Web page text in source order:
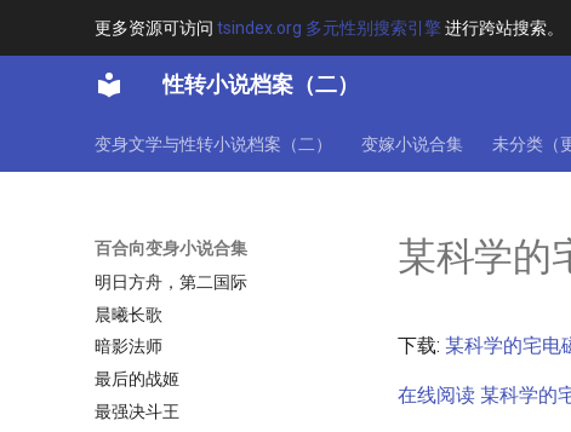
更多资源可访问 tsindex.org 多元性别搜索引擎进行跨站搜索。
性转小说档案（二）
变身文学与性转小说档案（二） 变嫁小说合集 未分类（
百合向变身小说合集
无限之螳螂虾的游戏￥流云随月￥
无限恐怖之无限YY
日娱假偶像
早坂爱喜欢型月网游￥不胖橘喵￥
时崎狂三的无限旅途
明日方舟，第二国际
晨曦长歌
暗影法师
最后的战姬
最强决斗王
某科学的
下载: 某科学的宅电
在线阅读 某科学的